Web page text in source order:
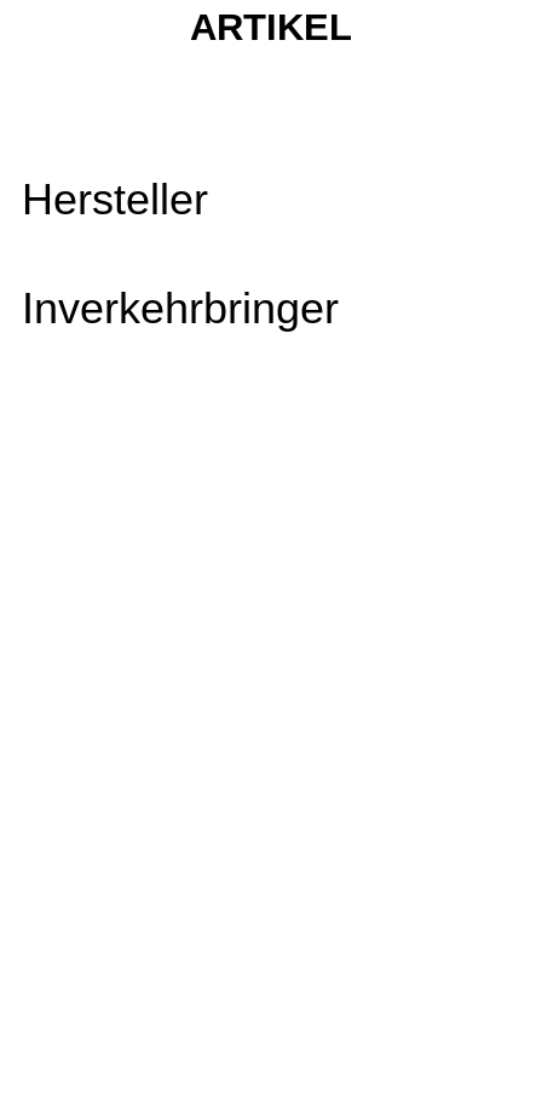
ARTIKEL
Hersteller
Inverkehrbringer